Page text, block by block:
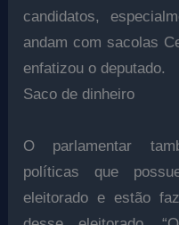
candidatos,
andam com sacolas
enfatizou o deputado.
Saco de dinheiro
O parlamentar
políticas que
eleitorado e estão